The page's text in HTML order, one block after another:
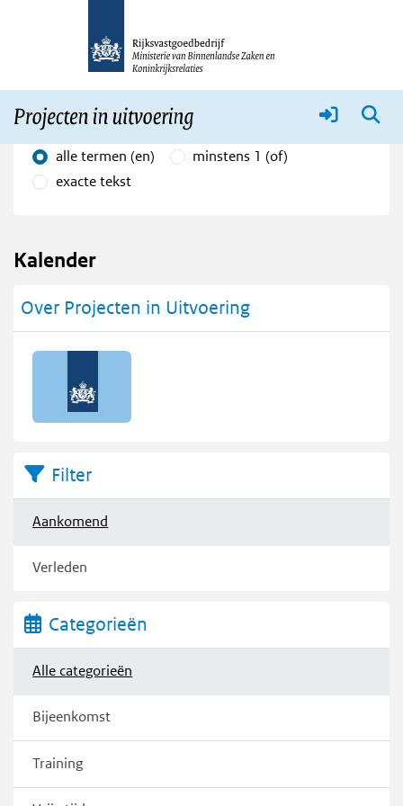
Vind in kalender
Zoekopties
alle termen (en)
minstens 1 (of)
exacte tekst
Kalender
Over Projecten in Uitvoering
Filter
Aankomend
Verleden
Categorieën
Alle categorieën
Bijeenkomst
Training